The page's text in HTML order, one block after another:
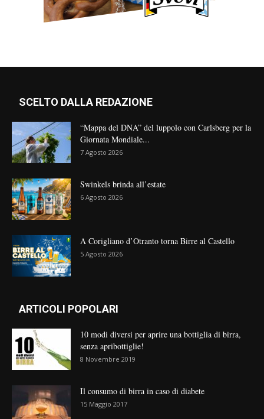
SCELTO DALLA REDAZIONE
“Mappa del DNA” del luppolo con Carlsberg per la
Giornata Mondiale...
7 Agosto 2026
Swinkels brinda all’estate
6 Agosto 2026
A Corigliano d’Otranto torna Birre al Castello
5 Agosto 2026
ARTICOLI POPOLARI
10 modi diversi per aprire una bottiglia di birra,
senza apribottiglie!
8 Novembre 2019
Il consumo di birra in caso di diabete
15 Maggio 2017